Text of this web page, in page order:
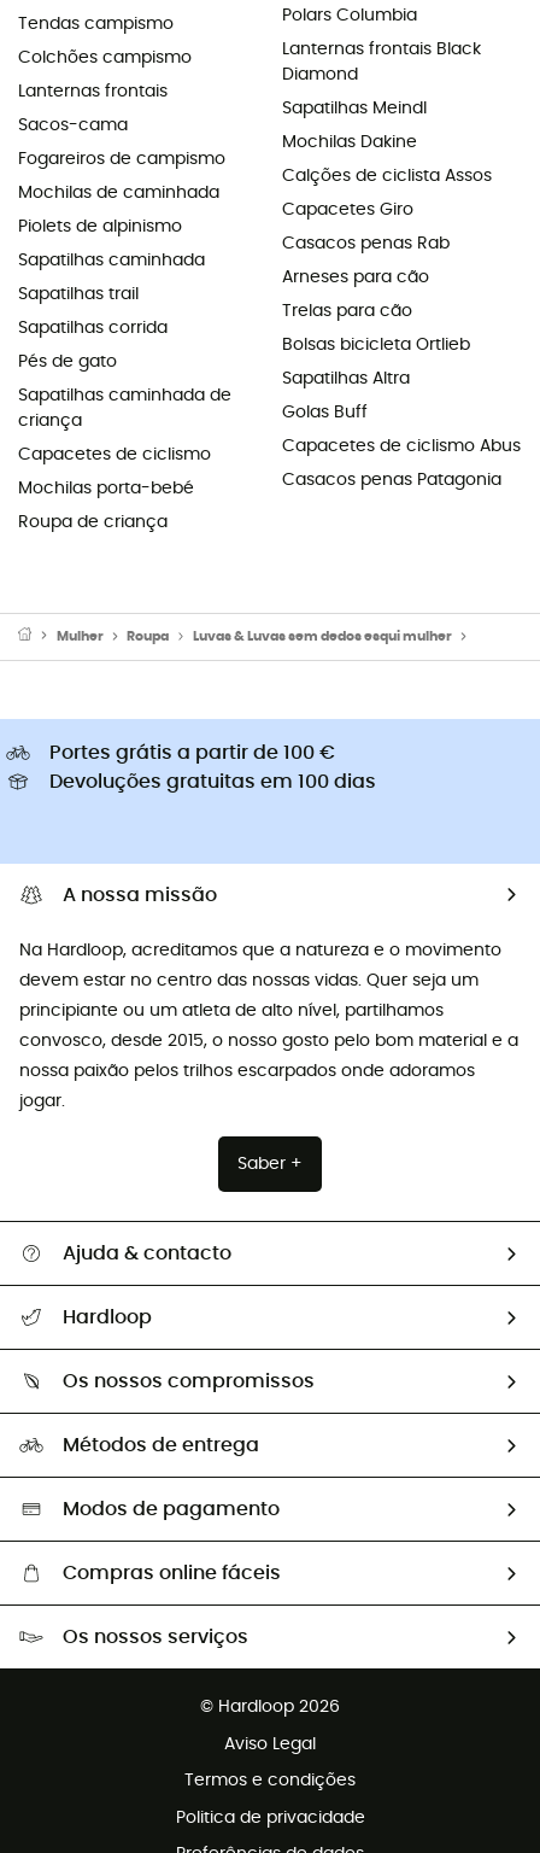
Tendas campismo
Colchões campismo
Lanternas frontais
Sacos-cama
Fogareiros de campismo
Mochilas de caminhada
Piolets de alpinismo
Sapatilhas caminhada
Sapatilhas trail
Sapatilhas corrida
Pés de gato
Sapatilhas caminhada de
criança
Capacetes de ciclismo
Mochilas porta-bebé
Roupa de criança
Polars Columbia
Lanternas frontais Black
Diamond
Sapatilhas Meindl
Mochilas Dakine
Calções de ciclista Assos
Capacetes Giro
Casacos penas Rab
Arneses para cão
Trelas para cão
Bolsas bicicleta Ortlieb
Sapatilhas Altra
Golas Buff
Capacetes de ciclismo Abus
Casacos penas Patagonia
Mulher Roupa Luvas & Luvas sem dedos esqui mulher
Portes grátis a partir de 100 €
Devoluções gratuitas em 100 dias
A nossa missão
Na Hardloop, acreditamos que a natureza e o movimento
devem estar no centro das nossas vidas. Quer seja um
principiante ou um atleta de alto nível, partilhamos
convosco, desde 2015, o nosso gosto pelo bom material e a
nossa paixão pelos trilhos escarpados onde adoramos
jogar.
Saber +
Ajuda & contacto
Guia de tamanhos
Trocas & Devoluções
Hardloop
Os nossos embaixadores
Os nossos compromissos
Seleção eco-responsável
Métodos de entrega
Modos de pagamento
Compras online fáceis
Os nossos serviços
© Hardloop 2026
Aviso Legal
Termos e condições
Politica de privacidade